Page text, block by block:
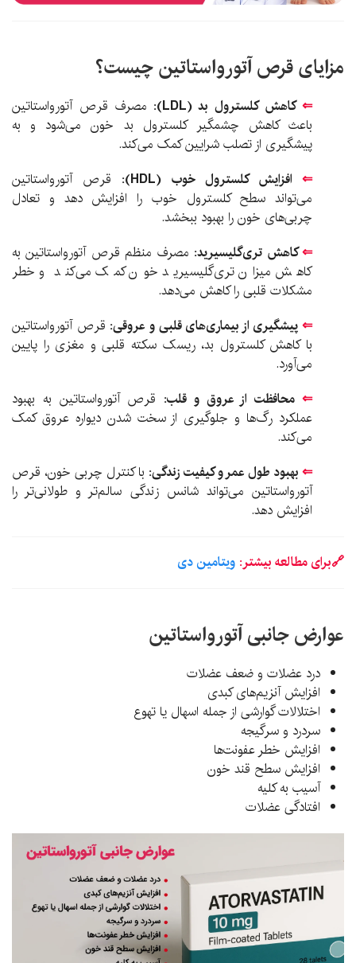
مزایای قرص آتورواستاتین چیست؟
⇐کاهش کلسترول بد (LDL):
مصرف قرص آتورواستاتین
باعث کاهش چشمگیر کلسترول بد خون می‌شود و به
پیشگیری از تصلب شرایین کمک می‌کند.
⇐ افزایش کلسترول خوب (HDL):
قرص آتورواستاتین
می‌تواند سطح کلسترول خوب را افزایش دهد و تعادل
چربی‌های خون را بهبود ببخشد.
⇐کاهش تری‌گلیسیرید: مصرف منظم قرص آتورواستاتین به
کاهش میزان تری‌گلیسیرید خون کمک می‌کند و خطر
مشکلات قلبی را کاهش می‌دهد.
⇐پیشگیری از بیماری‌های قلبی و عروقی: قرص آتورواستاتین
با کاهش کلسترول بد، ریسک سکته قلبی و مغزی را پایین
می‌آورد.
⇐محافظت از عروق و قلب: قرص آتورواستاتین به بهبود
عملکرد رگ‌ها و جلوگیری از سخت شدن دیواره عروق کمک
می‌کند.
⇐بهبود طول عمر و کیفیت زندگی: با کنترل چربی خون، قرص
آتورواستاتین می‌تواند شانس زندگی سالم‌تر و طولانی‌تر را
افزایش دهد.
🔗برای مطالعه بیشتر: ویتامین دی
عوارض جانبی آتورواستاتین
درد عضلات و ضعف عضلات
افزایش آنزیم‌های کبدی
اختلالات گوارشی از جمله اسهال یا تهوع
سردرد و سرگیجه
افزایش خطر عفونت‌ها
افزایش سطح قند خون
آسیب به کلیه
افتادگی عضلات